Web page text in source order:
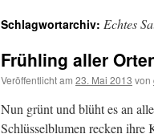
Schlagwortarchiv: Echtes
Frühling aller
Veröffentlicht am 23. Mai 2013 von
Nun grünt und blüht es an
Schlüsselblumen recken ihre